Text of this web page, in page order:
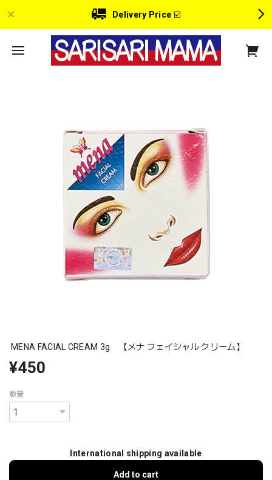
Delivery Price ☑️
MENA FACIAL CREAM 3g 【メナ フェイシャル クリーム】
¥450
数量
International shipping available
Add to cart